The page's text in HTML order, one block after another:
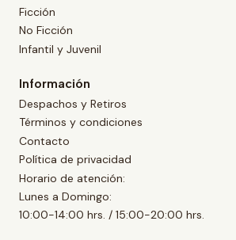
Ficción
No Ficción
Infantil y Juvenil
Información
Despachos y Retiros
Términos y condiciones
Contacto
Política de privacidad
Horario de atención:
Lunes a Domingo:
10:00-14:00 hrs. / 15:00-20:00 hrs.